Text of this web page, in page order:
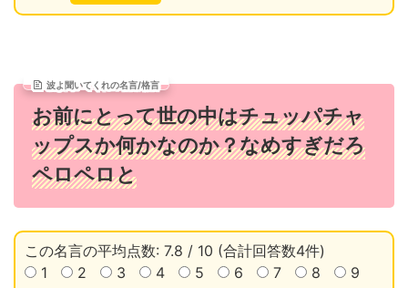
波よ聞いてくれの名言/格言
お前にとって世の中はチュッパチャ
ップスか何かなのか？なめすぎだろ
ペロペロと
この名言の平均点数: 7.8 / 10 (合計回答数4件)
1
2 3 4 5 6 7 8 9